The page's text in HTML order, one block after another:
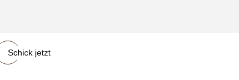
Schick jetzt